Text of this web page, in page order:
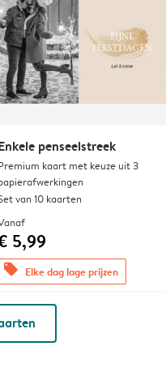
penseelstreek
kaart met keuze uit 3
van 10 kaarten
5,99
offers Elke dag lage prijzen